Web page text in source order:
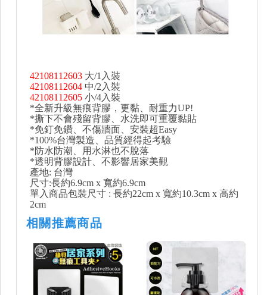
42108112603 大/1入裝
42108112604 中/2入裝
42108112605 小/4入裝
*全新升級無痕背膠，更黏、耐重力UP!
*撕下不會殘留背膠、水洗即可重覆黏貼
*免釘免鑽、不傷牆面、安裝超Easy
*100%台灣製造、品質經得起考驗
*防水防潮、用水淋也不脫落
*透明背膠設計、不影響居家美觀
產地: 台灣
尺寸:長約6.9cm x 寬約6.9cm
單入商品包裝尺寸 : 長約22cm x 寬約10.3cm x 高約
2cm
相關推薦商品